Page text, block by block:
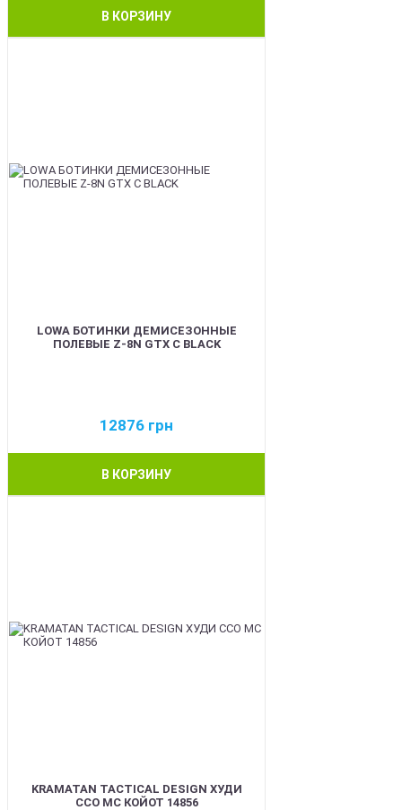
В КОРЗИНУ
LOWA БОТИНКИ ДЕМИСЕЗОННЫЕ
ПОЛЕВЫЕ Z-8N GTX C BLACK
12876 грн
В КОРЗИНУ
KRAMATAN TACTICAL DESIGN ХУДИ
ССО МС КОЙОТ 14856